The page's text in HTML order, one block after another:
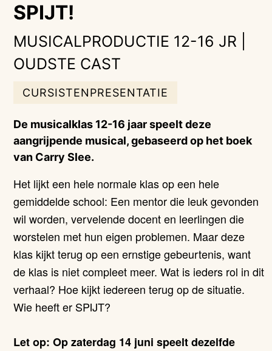
SPIJT!
MUSICALPRODUCTIE 12-16 JR |
OUDSTE CAST
CURSISTENPRESENTATIE
De musicalklas 12-16 jaar speelt deze
aangrijpende musical, gebaseerd op het boek
van Carry Slee.
Het lijkt een hele normale klas op een hele
gemiddelde school: Een mentor die leuk gevonden
wil worden, vervelende docent en leerlingen die
worstelen met hun eigen problemen. Maar deze
klas kijkt terug op een ernstige gebeurtenis, want
de klas is niet compleet meer. Wat is ieders rol in dit
verhaal? Hoe kijkt iedereen terug op de situatie.
Wie heeft er SPIJT?
Let op: Op zaterdag 14 juni speelt dezelfde